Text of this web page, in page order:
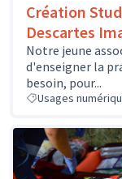
Création
Descartes
Notre jeune
d'enseigner la
besoin, pour...
Usages